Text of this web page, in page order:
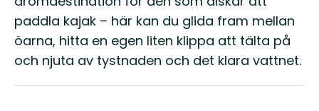
paddla kajak – här kan du glida fram mellan
öarna, hitta en egen liten klippa att tälta på
och njuta av tystnaden och det klara vattnet.